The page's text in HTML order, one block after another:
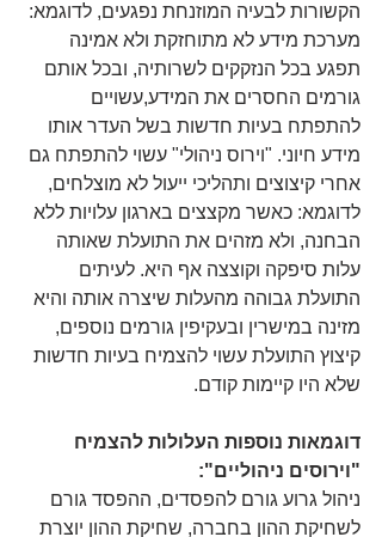
הקשורות לבעיה המוזנחת נפגעים, לדוגמא:
מערכת מידע לא מתוחזקת ולא אמינה
תפגע בכל הנזקקים לשרותיה, ובכל אותם
גורמים החסרים את המידע,עשויים
להתפתח בעיות חדשות בשל העדר אותו
מידע חיוני. "וירוס ניהולי" עשוי להתפתח גם
אחרי קיצוצים ותהליכי ייעול לא מוצלחים,
לדוגמא: כאשר מקצצים בארגון עלויות ללא
הבחנה, ולא מזהים את התועלת שאותה
עלות סיפקה וקוצצה אף היא. לעיתים
התועלת גבוהה מהעלות שיצרה אותה והיא
מזינה במישרין ובעקיפין גורמים נוספים,
קיצוץ התועלת עשוי להצמיח בעיות חדשות
שלא היו קיימות קודם.
דוגמאות נוספות העלולות להצמיח
"וירוסים ניהוליים":
ניהול גרוע גורם להפסדים, ההפסד גורם
לשחיקת ההון בחברה, שחיקת ההון יוצרת